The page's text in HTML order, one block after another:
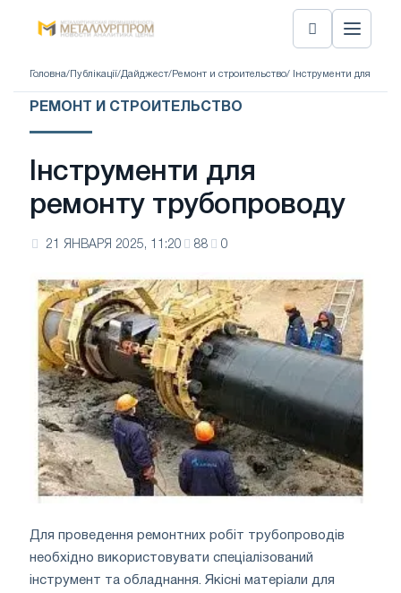
Головна/ Публікації/Дайджест/ Ремонт и строительство/ Інструменти для
РЕМОНТ И СТРОИТЕЛЬСТВО
Інструменти для
ремонту трубопроводу
21 ЯНВАРЯ 2025, 11:20 88 0
Для проведення ремонтних робіт трубопроводів
необхідно використовувати спеціалізований
інструмент та обладнання. Якісні матеріали для